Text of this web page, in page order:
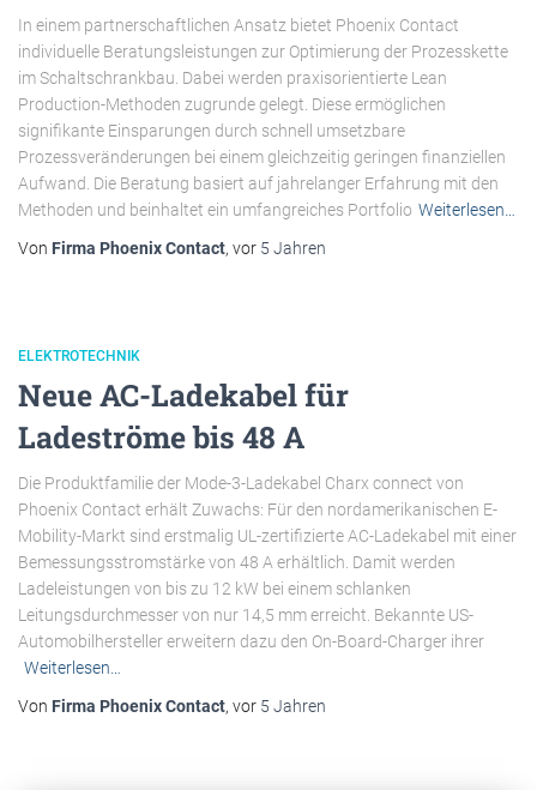
In einem partnerschaftlichen Ansatz bietet Phoenix Contact
individuelle Beratungsleistungen zur Optimierung der Prozesskette
im Schaltschrankbau. Dabei werden praxisorientierte Lean
Production-Methoden zugrunde gelegt. Diese ermöglichen
signifikante Einsparungen durch schnell umsetzbare
Prozessveränderungen bei einem gleichzeitig geringen finanziellen
Aufwand. Die Beratung basiert auf jahrelanger Erfahrung mit den
Methoden und beinhaltet ein umfangreiches Portfolio Weiterlesen…
Von Firma Phoenix Contact, vor 5 Jahren
ELEKTROTECHNIK
Neue AC-Ladekabel für
Ladeströme bis 48 A
Die Produktfamilie der Mode-3-Ladekabel Charx connect von
Phoenix Contact erhält Zuwachs: Für den nordamerikanischen E-
Mobility-Markt sind erstmalig UL-zertifizierte AC-Ladekabel mit einer
Bemessungsstromstärke von 48 A erhältlich. Damit werden
Ladeleistungen von bis zu 12 kW bei einem schlanken
Leitungsdurchmesser von nur 14,5 mm erreicht. Bekannte US-
Automobilhersteller erweitern dazu den On-Board-Charger ihrer
Weiterlesen…
Von Firma Phoenix Contact, vor 5 Jahren